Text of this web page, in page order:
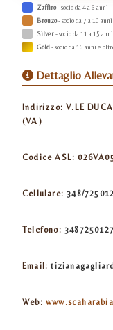
Zaffiro- socio da 4 a 6 anni
Bronzo- socio da 7 a 10 anni
Silver- socio da 11 a 15 anni
Gold- socio da 16 anni e
Dettaglio
Indirizzo: V.LE
(VA)
Codice ASL:
Cellulare: 348/
Telefono: 3487250127
Email:
Web: